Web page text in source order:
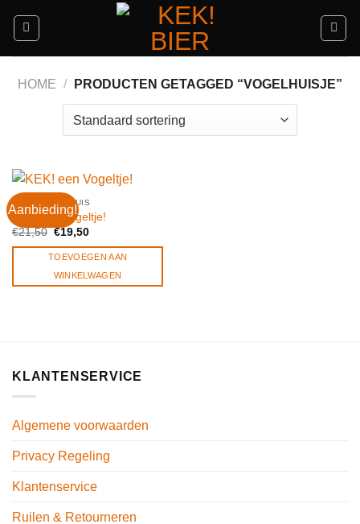
naar
HOME / PRODUCTEN GETAGGED “VOGELHUISJE”
Aanbieding!
KEK! VOOR THUIS
KEK! een Vogeltje!
€21,50 Oorspronkelijke
was:
€21,50.
€19,50Huidige
is:
€19,50.
TOEVOEGEN AAN
WINKELWAGEN
KLANTENSERVICE
Algemene voorwaarden
Privacy Regeling
Klantenservice
Ruilen & Retourneren